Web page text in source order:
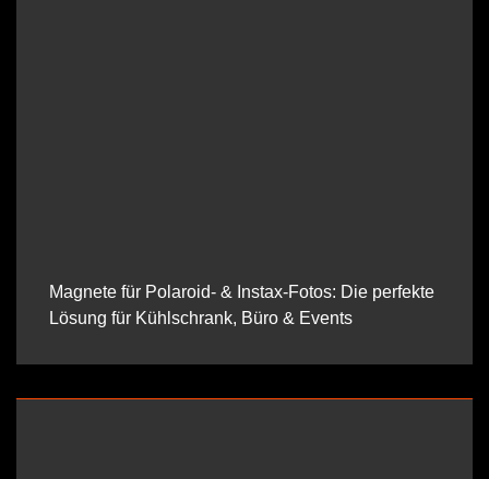
Magnete für Polaroid- & Instax-Fotos: Die perfekte
Lösung für Kühlschrank, Büro & Events